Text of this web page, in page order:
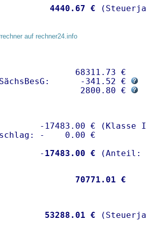
4440.67 €
auf rechner24.info
68311.73 €
-341.52 €
2800.80 €
-17483.00 € (Klasse I)
-    0.00 €
- 17483.00 €
Brutto: 70771.01 €
53288.01 €